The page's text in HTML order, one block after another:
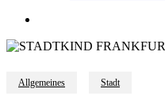
Allgemeines Stadt